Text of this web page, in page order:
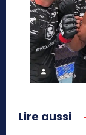
Lire aussi